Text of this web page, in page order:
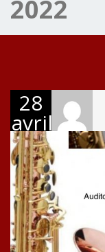
2022
28
avril
2022